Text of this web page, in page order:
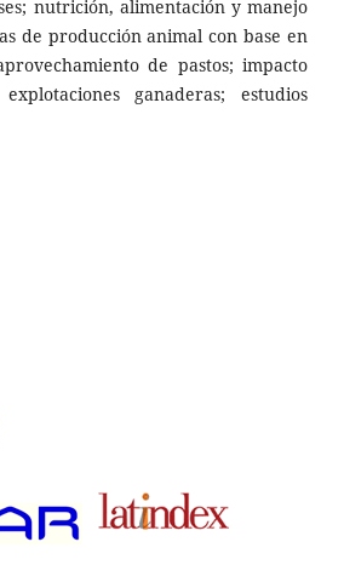
nutrición, alimentación y manejo
de producción animal con base en
de pastos; impacto
ganaderas; estudios